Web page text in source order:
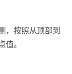
，按照从顶部到
。